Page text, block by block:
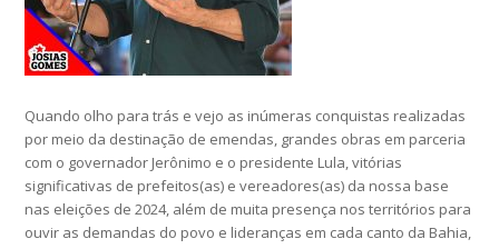
Quando olho para trás e vejo as inúmeras conquistas realizadas
por meio da destinação de emendas, grandes obras em parceria
com o governador Jerônimo e o presidente Lula, vitórias
significativas de prefeitos(as) e vereadores(as) da nossa base
nas eleições de 2024, além de muita presença nos territórios para
ouvir as demandas do povo e lideranças em cada canto da Bahia,